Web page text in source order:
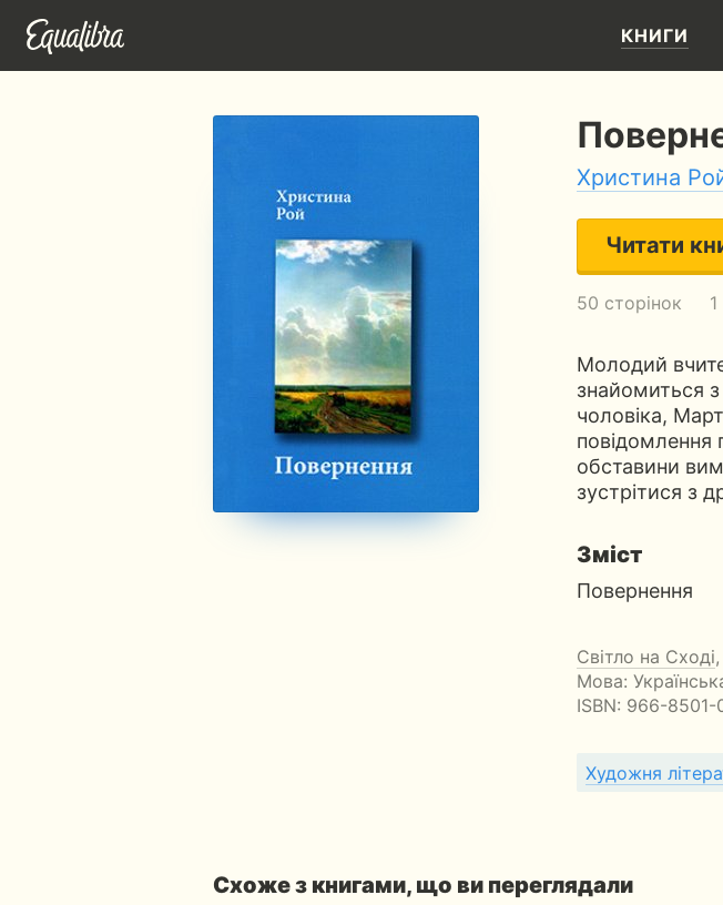
КНИГИ
Христина
Читати
50 сторінок
Молодий
знайомиться
чоловіка,
повідомлення
обставини
зустрітися з
Зміст
Повернення
Світло на Сході
Мова:
ISBN: 966-8501-
Художня
Схоже з книгами, що ви переглядали